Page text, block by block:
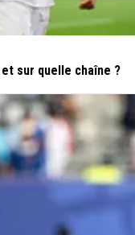
sur quelle chaîne ?